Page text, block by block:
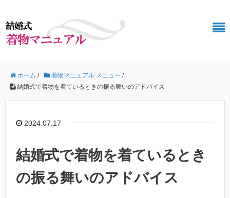
ホーム / 着物マニュアル メニュー /
結婚式で着物を着ているときの振る舞いのアドバイス
2024.07.17
結婚式で着物を着ているとき
の振る舞いのアドバイス